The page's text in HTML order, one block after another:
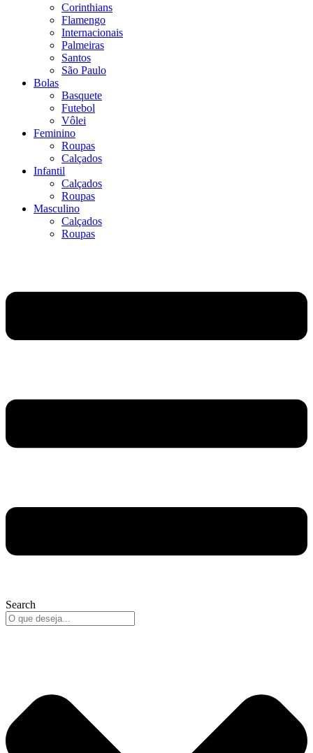
Corinthians
Flamengo
Internacionais
Palmeiras
Santos
São Paulo
Bolas
Basquete
Futebol
Vôlei
Feminino
Roupas
Calçados
Infantil
Calçados
Roupas
Masculino
Calçados
Roupas
Search